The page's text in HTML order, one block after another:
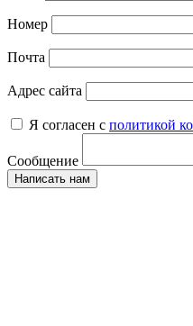
Номер
Почта
Адрес сайта
Я согласен с политикой
Сообщение
Написать нам